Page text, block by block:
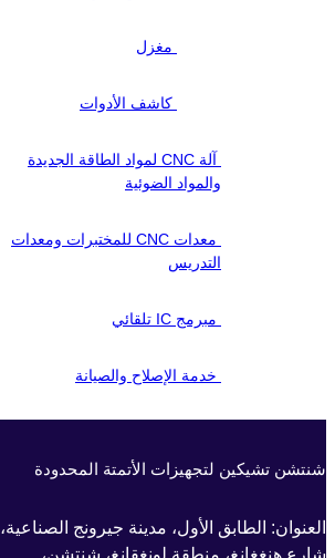
مغزل
كاشف الأدوات
آلة CNC لمواد الطاقة الجديدة
والمواد الضوئية
معدات CNC للمختبرات ومعدات
التدريس
مبرمج IC تلقائي
خدمة الإصلاح والصيانة
شنتشن تشيكين لتجهيزات الأتمتة المحدودة
العنوان: الطابق الأول، مدينة جيرونج الصناعية،
شارع هنغغانغ، منطقة لونغقانغ، شنتشن،